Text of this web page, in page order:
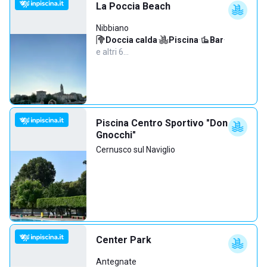
La Poccia Beach
Nibbiano
Doccia calda· Piscina· Bar·
e altri 6…
Piscina Centro Sportivo "Don
Gnocchi"
Cernusco sul Naviglio
Center Park
Antegnate